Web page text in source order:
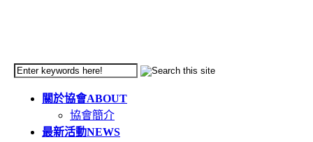
關於協會ABOUT
協會簡介
最新活動NEWS